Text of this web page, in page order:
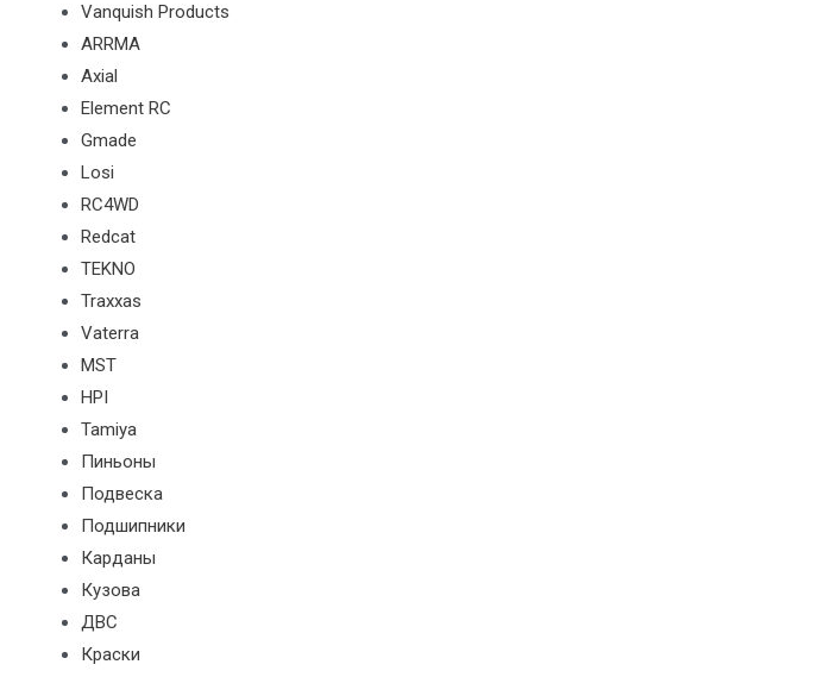
Vanquish Products
ARRMA
Axial
Element RC
Gmade
Losi
RC4WD
Redcat
TEKNO
Traxxas
Vaterra
MST
HPI
Tamiya
Пиньоны
Подвеска
Подшипники
Карданы
Кузова
ДВС
Краски